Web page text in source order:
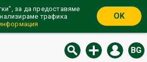
за да предоставяме
трафика
OK
BG